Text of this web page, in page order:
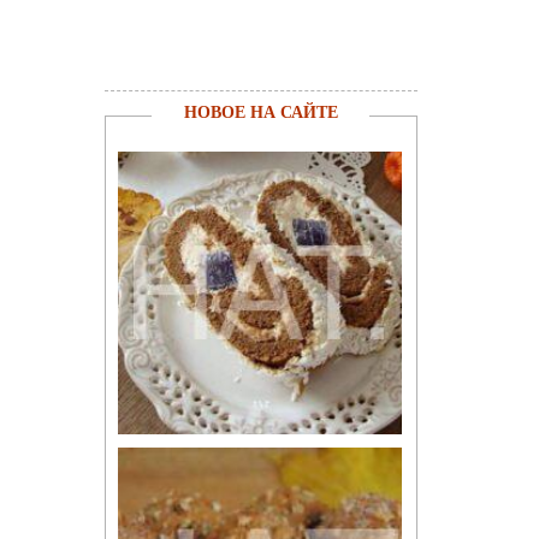
НОВОЕ НА САЙТЕ